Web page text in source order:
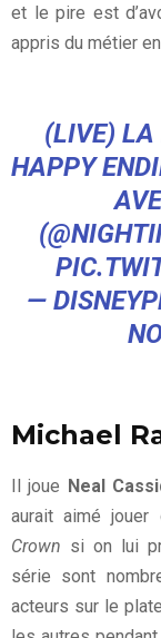
et le pire est
appris du métier
(LIVE) LA
HAPPY
(
—
Michael
Il joue Neal
aurait aimé
Crown si on lui
série sont
acteurs sur le